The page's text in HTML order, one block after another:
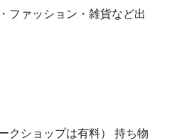
ファッション・雑貨など出
クショップは有料） 持ち物